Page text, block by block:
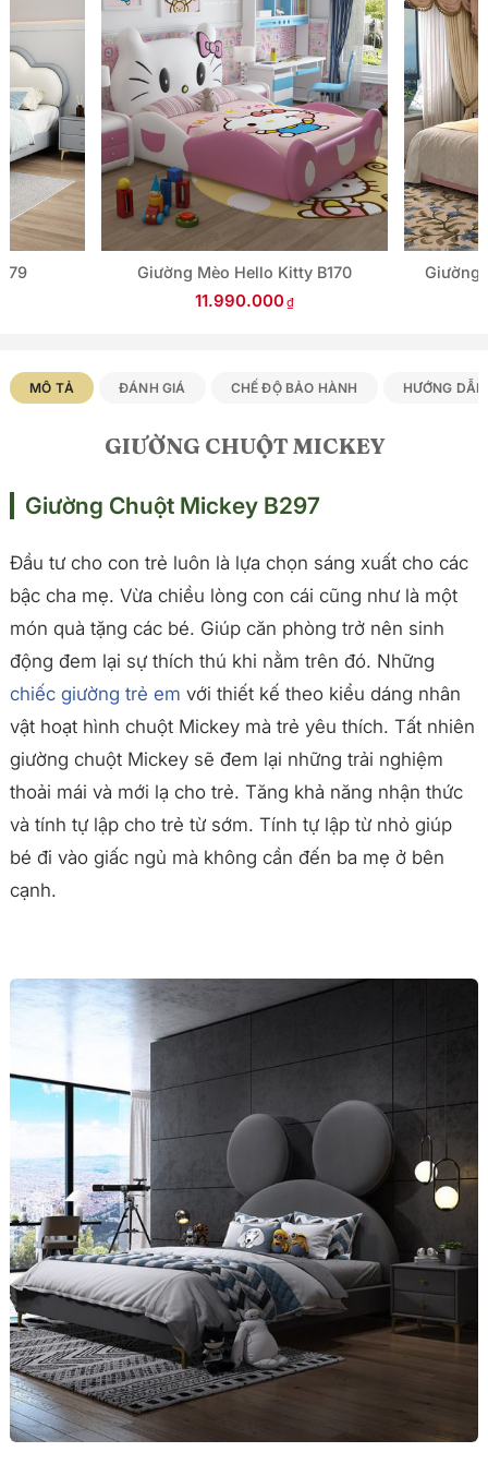
Giường Mèo Hello Kitty B170
11.990.000
Giường
MÔ TẢ ĐÁNH GIÁ CHẾ ĐỘ BẢO HÀNH HƯỚNG
Mô tả chi tiết sản phẩm
Giường Chuột Mickey B297
Đầu tư cho con trẻ luôn là lựa chọn sáng xuất cho các
bậc cha mẹ. Vừa chiều lòng con cái cũng như là một
món quà tặng các bé. Giúp căn phòng trở nên sinh
động đem lại sự thích thú khi nằm trên đó. Những
chiếc giường trẻ em với thiết kế theo kiểu dáng nhân
vật hoạt hình chuột Mickey mà trẻ yêu thích. Tất nhiên
giường chuột Mickey sẽ đem lại những trải nghiệm
thoải mái và mới lạ cho trẻ. Tăng khả năng nhận thức
và tính tự lập cho trẻ từ sớm. Tính tự lập từ nhỏ giúp
bé đi vào giấc ngủ mà không cần đến ba mẹ ở bên
cạnh.